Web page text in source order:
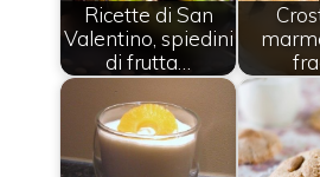
Ricette di San
Valentino, spiedini
di frutta…